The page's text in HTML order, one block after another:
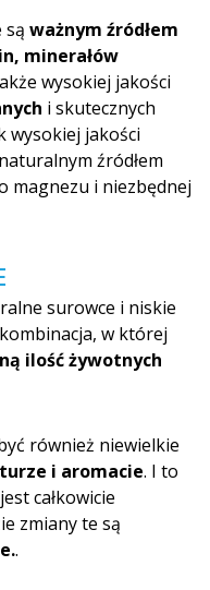
są ważnym źródłem
minerałów
wysokiej jakości
i skutecznych
wysokiej jakości
źródłem
magnezu i niezbędnej
surowce i niskie
w której
ilość żywotnych
również niewielkie
i aromacie. I to
całkowicie
zmiany te są
.